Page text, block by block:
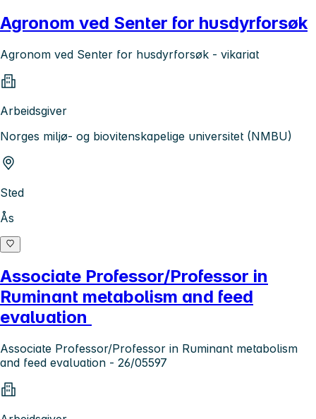
Agronom ved Senter for husdyrforsøk
Agronom ved Senter for husdyrforsøk - vikariat
Arbeidsgiver
Norges miljø- og biovitenskapelige universitet (NMBU)
Sted
Ås
Associate Professor/Professor in
Ruminant metabolism and feed
evaluation
Associate Professor/Professor in Ruminant metabolism
and feed evaluation - 26/05597